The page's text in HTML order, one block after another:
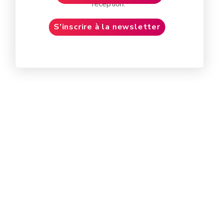
réception.
S'inscrire à la newsletter